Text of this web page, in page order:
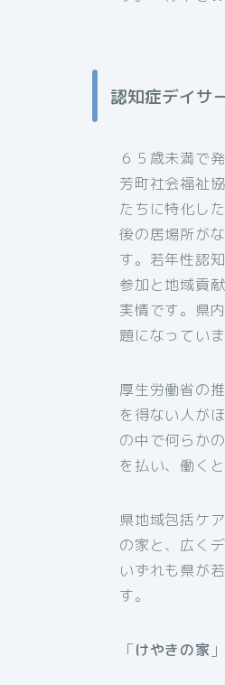
認知症デイサ
６５歳未満で
芳町社会福祉
たちに特化し
後の居場所が
す。若年性認
参加と地域貢
実情です。県
題になっていま
厚生労働省の
を得ない人が
の中で何らか
を払い、働く
県地域包括ケ
の家と、広く
いずれも県が
す。
「けやきの家